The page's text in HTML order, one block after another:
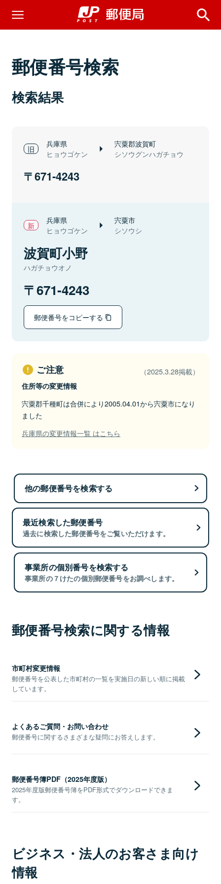
郵便番号検索
検索結果
兵庫県
ヒョウゴケン
宍粟郡波賀町
シソウグンハガチョウ
671-4243
兵庫県
ヒョウゴケン
宍粟市
シソウシ
波賀町小野
ハガチョウオノ
671-4243
郵便番号をコピーする
ご注意 （2025.3.28掲載）
住所等の変更情報
宍粟郡千種町は合併により2005.04.01から宍粟市になり
ました
兵庫県の変更情報一覧 はこちら
他の郵便番号を検索する
最近検索した郵便番号
過去に検索した郵便番号をご覧いただけます。
事業所の個別番号を検索する
事業所の７けたの個別郵便番号をお調べします。
郵便番号検索に関する情報
市町村変更情報
郵便番号を公表した市町村の一覧を実施日の新しい順に掲載
しています。
よくあるご質問・お問い合わせ
郵便番号に関するさまざまな疑問にお答えします。
郵便番号簿PDF（2025年度版）
2025年度版郵便番号簿をPDF形式でダウンロードできま
す。
ビジネス・法人のお客さま向け
情報